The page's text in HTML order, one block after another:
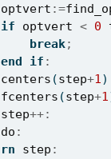
optvert :=
if
optvert < 0
break;
end
if :
centers (step+1)
fcenters (step+1
step++:
do :
step :